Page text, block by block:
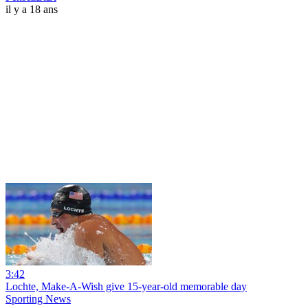
il y a 18 ans
3:42
Lochte, Make-A-Wish give 15-year-old memorable day
Sporting News